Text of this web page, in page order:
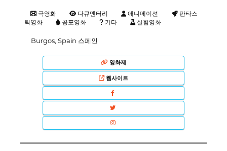
극영화 다큐멘터리 애니메이션
판타스
틱영화
공포영화 기타 실험영화
Burgos, Spain 스페인
영화제
웹사이트